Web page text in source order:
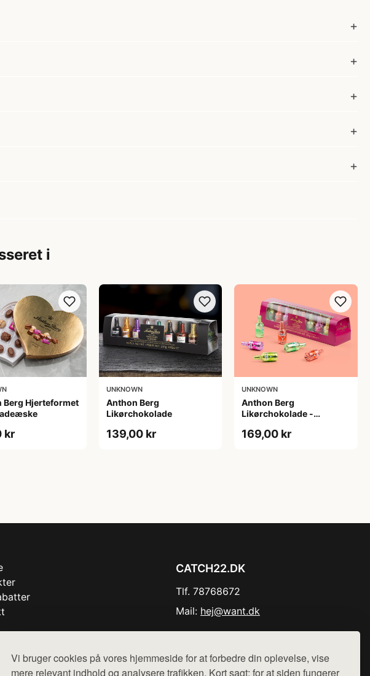
Vi bruger cookies på vores hjemmeside for at forbedre din oplevelse, vise
mere relevant indhold og analysere trafikken. Kort sagt: for at siden fungerer
i
Berg Hjerteformet
kr
UNKNOWN
Anthon Berg
Likørchokolade
139,00 kr
UNKNOWN
Anthon Berg
Likørchokolade -
169,00 kr
CATCH22.DK
Tlf. 78768672
Mail: hej@want.dk